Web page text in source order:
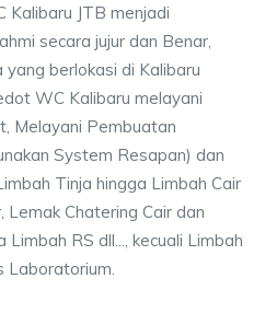
Kalibaru JTB menjadi
secara jujur dan Benar,
berlokasi di Kalibaru
WC Kalibaru melayani
Melayani Pembuatan
System Resapan) dan
Tinja hingga Limbah Cair
Lemak Chatering Cair dan
RS dll..., kecuali Limbah
Laboratorium.